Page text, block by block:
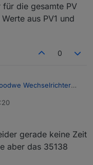
für die gesamte PV
aus PV1 und
0
Wechselrichter
noch nicht die richtige
gerade keine Zeit
aber das 35138